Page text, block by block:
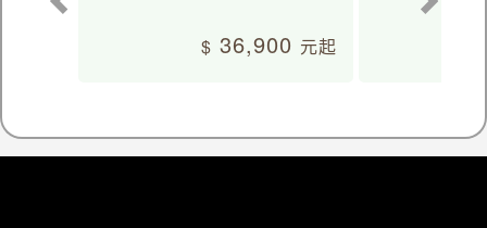
36,900